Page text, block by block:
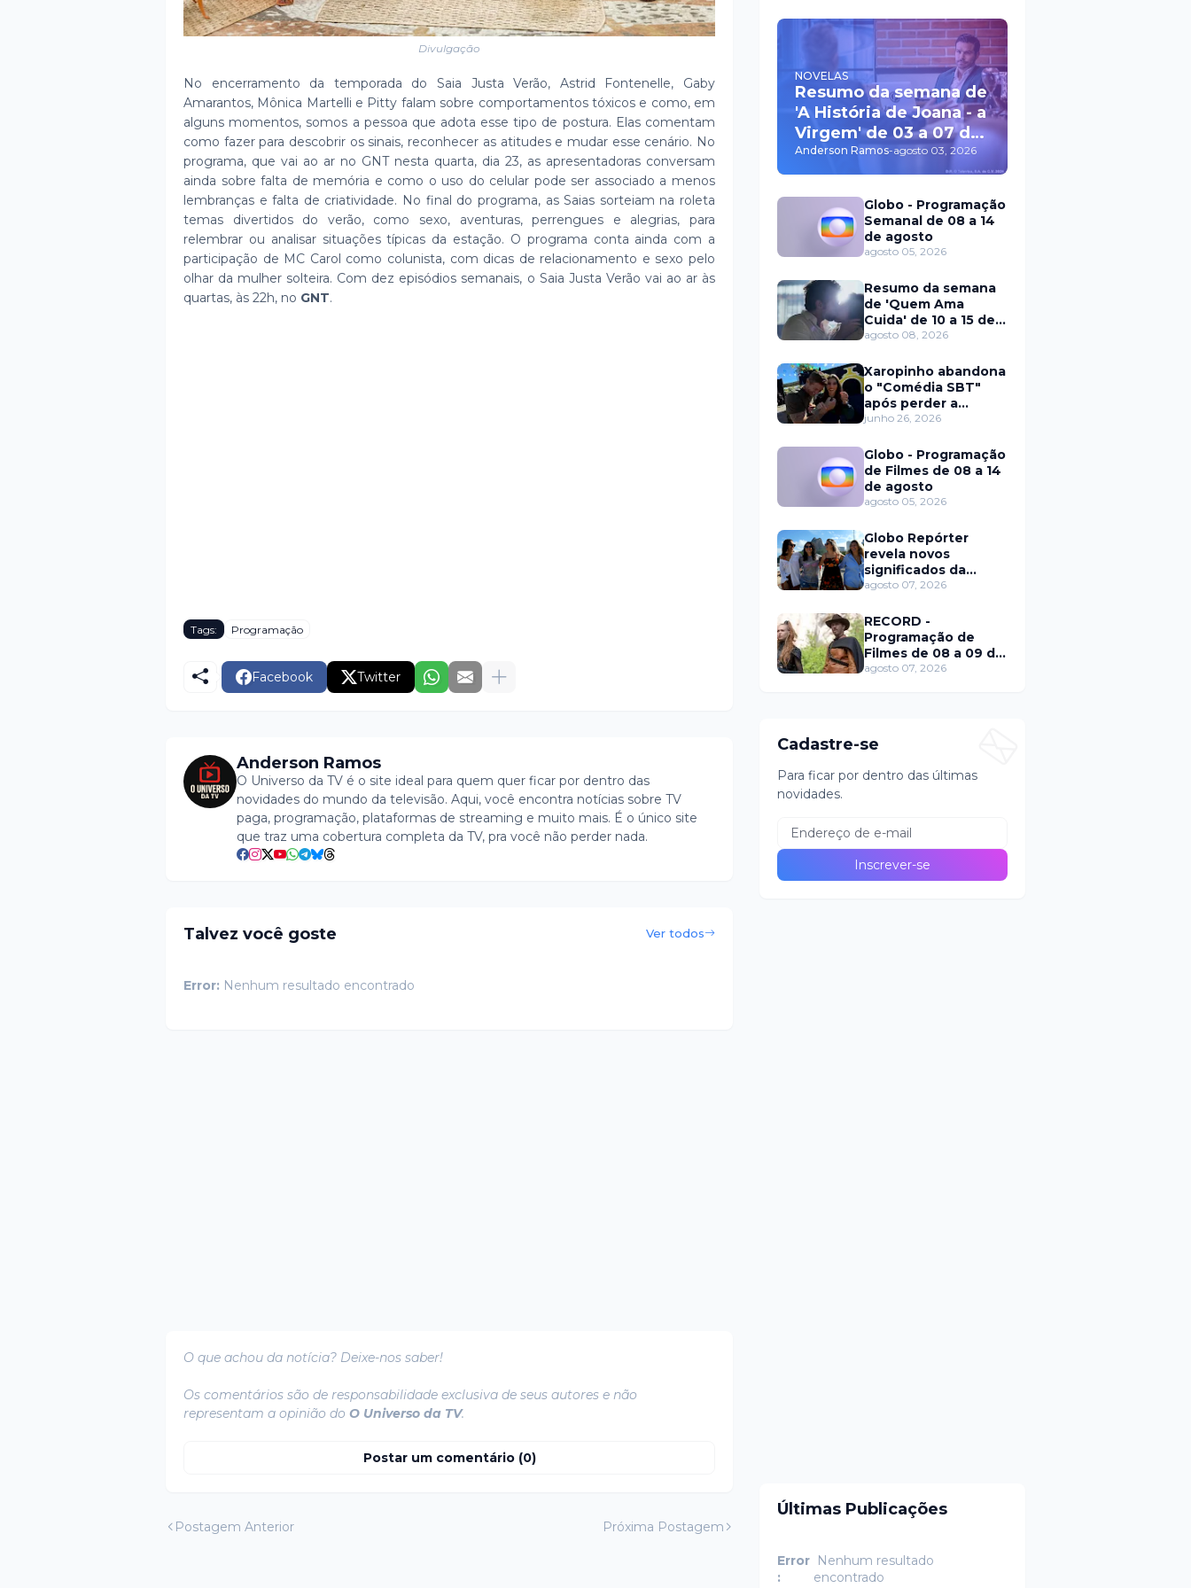
Divulgação
No encerramento da temporada do Saia Justa Verão, Astrid Fontenelle, Gaby
Amarantos, Mônica Martelli e Pitty falam sobre comportamentos tóxicos e como, em
alguns momentos, somos a pessoa que adota esse tipo de postura. Elas comentam
como fazer para descobrir os sinais, reconhecer as atitudes e mudar esse cenário. No
programa, que vai ao ar no GNT nesta quarta, dia 23, as apresentadoras conversam
ainda sobre falta de memória e como o uso do celular pode ser associado a menos
lembranças e falta de criatividade. No final do programa, as Saias sorteiam na roleta
temas divertidos do verão, como sexo, aventuras, perrengues e alegrias, para
relembrar ou analisar situações típicas da estação. O programa conta ainda com a
participação de MC Carol como colunista, com dicas de relacionamento e sexo pelo
olhar da mulher solteira. Com dez episódios semanais, o Saia Justa Verão vai ao ar às
quartas, às 22h, no GNT.
Tags: Programação
Facebook Twitter
Anderson Ramos
O Universo da TV é o site ideal para quem quer ficar por dentro das
novidades do mundo da televisão. Aqui, você encontra notícias sobre TV
paga, programação, plataformas de streaming e muito mais. É o único site
que traz uma cobertura completa da TV, pra você não perder nada.
Talvez você goste Ver todos
Error: Nenhum resultado encontrado
O que achou da notícia? Deixe-nos saber!
Os comentários são de responsabilidade exclusiva de seus autores e não
representam a opinião do O Universo da TV.
Postar um comentário (0)
Postagem Anterior Próxima Postagem
NOVELAS
Resumo da semana de
'A História de Joana - a
Virgem' de 03 a 07 de
agosto
Anderson Ramos-agosto 03, 2026
Globo - Programação
Semanal de 08 a 14
de agosto
agosto 05, 2026
Resumo da semana
de 'Quem Ama
Cuida' de 10 a 15 de
agosto
agosto 08, 2026
Xaropinho abandona
o "Comédia SBT"
após perder a
paciência com Sarro
junho 26, 2026
Globo - Programação
de Filmes de 08 a 14
de agosto
agosto 05, 2026
Globo Repórter
revela novos
significados da
solteirice no Brasil e
nos relacionamentos
agosto 07, 2026
RECORD -
Programação de
Filmes de 08 a 09 de
agosto
agosto 07, 2026
Cadastre-se
Para ficar por dentro das últimas
novidades.
Últimas Publicações
Error
:
Nenhum resultado
encontrado